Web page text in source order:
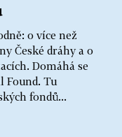
o více než
České dráhy a o
Domáhá se
Found. Tu
fondů...